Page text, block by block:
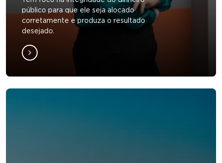
público para que ele seja alocado
corretamente e produza o resultado
desejado.